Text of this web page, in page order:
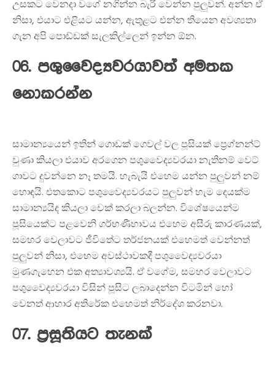
උසකට වෙනදා වගේ නගින්න බැරි වෙන්න පුලුවන්. අන්න ඒ
නිසා, එයාට එළියට යන්න, ඇතුළට එන්න තියෙන අවශ්‍යතා
ගැන අපි පොඩ්ඩක් සැලකිල්ලෙන් ඉන්න ඕන.
06. පශුවෛද්‍යවරයාවත් අමතක
නොකරන්න
සාමාන්‍යයෙන් ඉතින් ගොඩක් ගෙවල් වල පූසියක් ප්‍රෙග්නන්ට්
වුණා කියලා එයාව අරගෙන පශුවෛද්‍යවරයා නැතිනම් වෙට්
ගාවට දුවන්නෙ නෑ තමයි. හැබැයි එහෙම යන්න පුලුවන් නම්
හොඳයි. එතකොට පශුවෛද්‍යවරයට පුලුවන් හැම දෙයක්ම
සාමාන්‍යයිද කියලා චෙක් කරලා බලන්න. විශේෂයෙන්ම
පූසියෙක්ට පළවෙනි ගර්භණීභාවය එහෙම අසීරු කාරණයක්,
සමහර වෙලාවට ජීවිතේට තර්ජනයක් එහෙමත් වෙන්නත්
පුලුවන් නිසා, එහෙම අවස්ථාවකදී පශුවෛද්‍යවරයා
මුණගැහෙන එක අත්‍යාවශ්‍යයි. ඒ වගේම, සමහර වෙලාවට
පශුවෛද්‍යවරයා විසින් පූසිට ලබාදෙන්න විටමින් හෝ
වෙනත් ආහාර අතිරේක එහෙමත් නිර්දේශ කරනවා.
07. ප්‍රසූතියට තැනක්